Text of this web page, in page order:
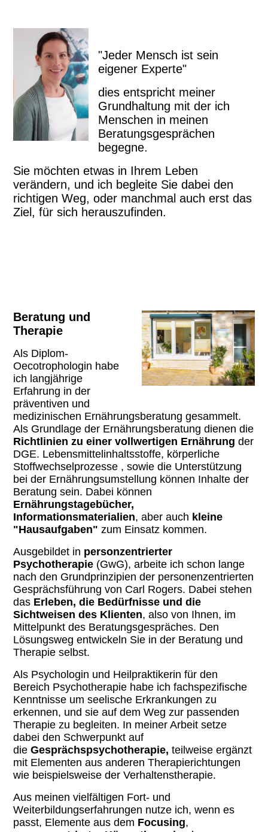
"Jeder Mensch ist sein
eigener Experte"
dies entspricht meiner
Grundhaltung mit der ich
Menschen in meinen
Beratungsgesprächen
begegne.
Sie möchten etwas in Ihrem Leben
verändern, und ich begleite Sie dabei den
richtigen Weg, oder manchmal auch erst das
Ziel, für sich herauszufinden.
Beratung und
Therapie
Als Diplom-
Oecotrophologin habe
ich langjährige
Erfahrung in der
präventiven und
medizinischen Ernährungsberatung gesammelt.
Als Grundlage der Ernährungsberatung dienen die
Richtlinien zu einer vollwertigen Ernährungder
DGE. Lebensmittelinhaltsstoffe, körperliche
Stoffwechselprozesse , sowie die Unterstützung
bei der Ernährungsumstellung können Inhalte der
Beratung sein. Dabei können
Ernährungstagebücher,
Informationsmaterialien, aber auch kleine
"Hausaufgaben" zum Einsatz kommen.
Ausgebildet in personzentrierter
Psychotherapie (GwG), arbeite ich schon lange
nach den Grundprinzipien der personenzentrierten
Gesprächsführung von Carl Rogers. Dabei stehen
das Erleben, die Bedürfnisse und die
Sichtweisen des Klienten, also von Ihnen, im
Mittelpunkt des Beratungsgespräches. Den
Lösungsweg entwickeln Sie in der Beratung und
Therapie selbst.
Als Psychologin und Heilpraktikerin für den
Bereich Psychotherapie habe ich fachspezifische
Kenntnisse um seelische Erkrankungen zu
erkennen, und sie auf dem Weg zur passenden
Therapie zu begleiten. In meiner Arbeit setze
dabei den Schwerpunkt auf
dieGesprächspsychotherapie,teilweise ergänzt
mit Elementen aus anderen Therapierichtungen
wie beispielsweise der Verhaltenstherapie.
Aus meinen vielfältigen Fort- und
Weiterbildungserfahrungen nutze ich, wenn es
passt, Elemente aus dem Focusing,